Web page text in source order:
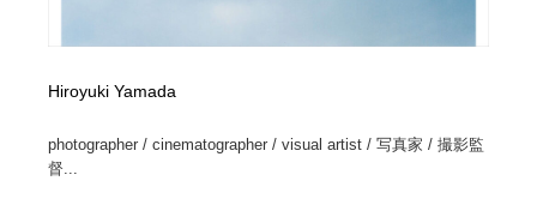
Hiroyuki Yamada
photographer / cinematographer / visual artist / 写真家 / 撮影監
督...